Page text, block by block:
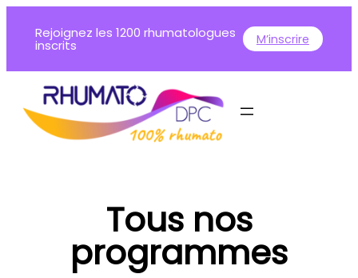
Rejoignez les 1200 rhumatologues
inscrits M’inscrire
Tous nos
programmes